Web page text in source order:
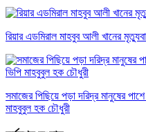
রিয়ার এডমিরাল মাহবুব আলী খানের
সমাজের পিছিয়ে পড়া দরিদ্র মানুষের
মাহবুবুল হক চৌধুরী